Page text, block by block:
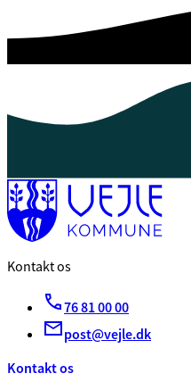
Kontakt os
76 81 00 00
post@vejle.dk
Kontakt os